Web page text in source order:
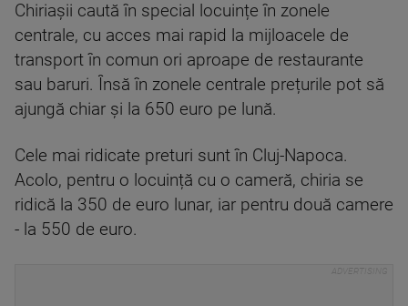
Chiriașii caută în special locuințe în zonele
centrale, cu acces mai rapid la mijloacele de
transport în comun ori aproape de restaurante
sau baruri. Însă în zonele centrale prețurile pot să
ajungă chiar și la 650 euro pe lună.
Cele mai ridicate preturi sunt în Cluj-Napoca.
Acolo, pentru o locuință cu o cameră, chiria se
ridică la 350 de euro lunar, iar pentru două camere
- la 550 de euro.